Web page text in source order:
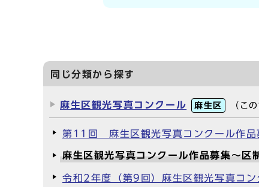
同じ分類から探す
麻生区観光写真コンクール 麻生区 （こ
第11回 麻生区観光写真コンクール作
麻生区観光写真コンクール作品募集～区
令和2年度（第9回）麻生区観光写真コ